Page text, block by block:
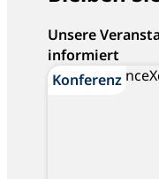
Unsere
informiert
Konferenz
Konferenz